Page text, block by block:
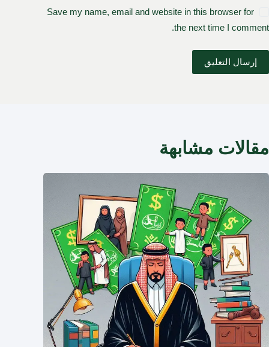
Save my name, email and website in this browser for
the next time I comment.
إرسال التعليق
مقالات مشابهة